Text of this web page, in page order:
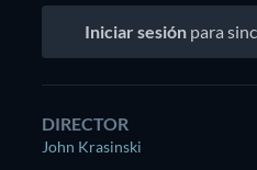
Iniciar sesión para
DIRECTOR
John Krasinski